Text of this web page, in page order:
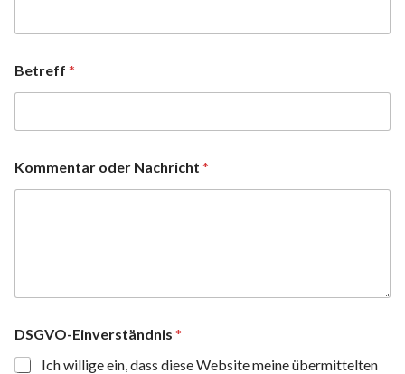
Betreff *
Kommentar oder Nachricht *
DSGVO-Einverständnis *
Ich willige ein, dass diese Website meine übermittelten